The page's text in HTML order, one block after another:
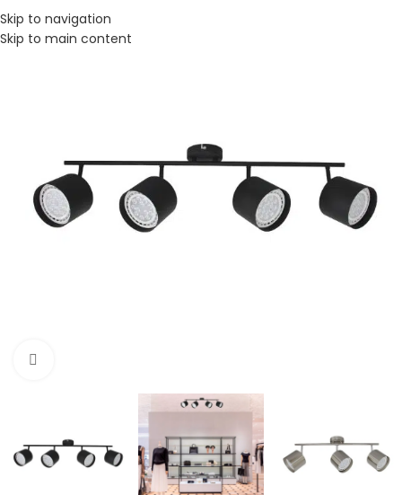
Skip to navigation
Skip to main content